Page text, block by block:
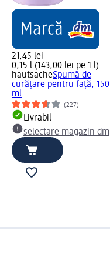
21,45 lei
0,15 l (143,00 lei pe 1 l)
hautsacheSpumă de
curățare pentru față, 150
ml
(227)
Livrabil
selectare magazin dm